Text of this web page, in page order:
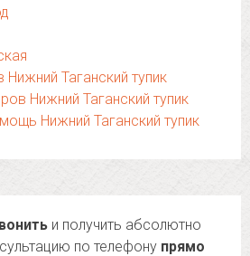
Нижний Таганский тупик
Нижний Таганский тупик
Нижний Таганский тупик
и получить абсолютно
по телефону прямо